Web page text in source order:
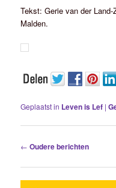
Tekst: Gerie van der
Malden.
Geplaatst in Leven is Lef |
Berichtnavigatie
← Oudere berichten